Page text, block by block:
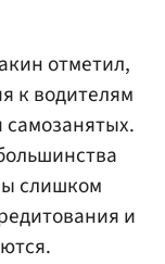
отметил,
к водителям
слишком
и